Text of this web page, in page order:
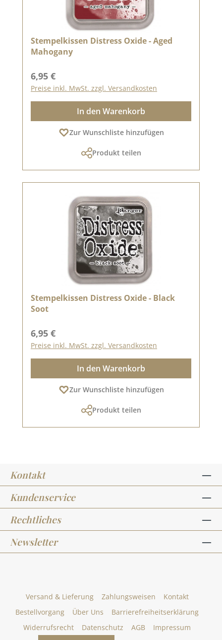
Stempelkissen Distress Oxide - Aged
Mahogany
Regulärer Preis:
6,95 €
Preise inkl. MwSt. zzgl. Versandkosten
In den Warenkorb
Zur Wunschliste hinzufügen
Produkt teilen
Stempelkissen Distress Oxide - Black
Soot
Regulärer Preis:
6,95 €
Preise inkl. MwSt. zzgl. Versandkosten
In den Warenkorb
Zur Wunschliste hinzufügen
Produkt teilen
Kontakt
Kundenservice
Rechtliches
Newsletter
Versand & Lieferung Zahlungsweisen
Kontakt
Bestellvorgang
Über Uns
Barrierefreiheitserklärung
Widerrufsrecht
Datenschutz AGB Impressum